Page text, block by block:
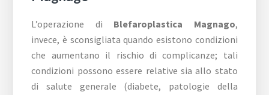
L’operazione di Blefaroplastica Magnago,
invece, è sconsigliata quando esistono condizioni
che aumentano il rischio di complicanze; tali
condizioni possono essere relative sia allo stato
di salute generale (diabete, patologie della